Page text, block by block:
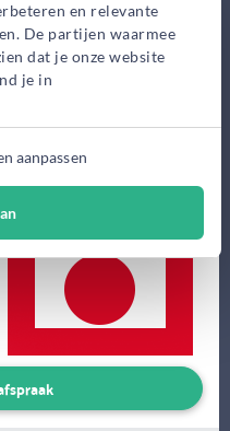
en relevante
De partijen waarmee
dat je onze website
je in
aanpassen
als hypotheekspecialist
als in mijn